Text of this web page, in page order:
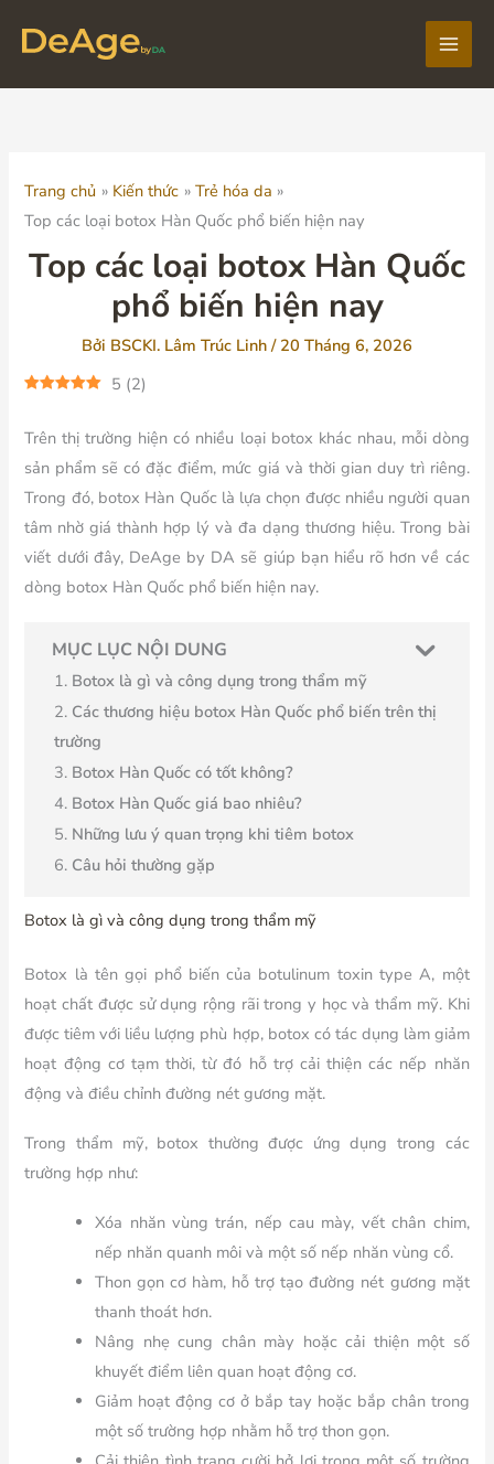
Main
Trang chủ Kiến thức
Trẻ hóa da
Top các loại botox Hàn Quốc phổ biến hiện nay
Top các loại botox Hàn Quốc
phổ biến hiện nay
Bởi BSCKI. Lâm Trúc Linh/ 20 Tháng 6, 2026
5 (2)
Trên thị trường hiện có nhiều loại botox khác nhau, mỗi dòng
sản phẩm sẽ có đặc điểm, mức giá và thời gian duy trì riêng.
Trong đó, botox Hàn Quốc là lựa chọn được nhiều người quan
tâm nhờ giá thành hợp lý và đa dạng thương hiệu. Trong bài
viết dưới đây, DeAge by DA sẽ giúp bạn hiểu rõ hơn về các
dòng botox Hàn Quốc phổ biến hiện nay.
MỤC LỤC NỘI DUNG
Botox là gì và công dụng trong thẩm mỹ
Các thương hiệu botox Hàn Quốc phổ biến trên thị
trường
Botox Hàn Quốc có tốt không?
Botox Hàn Quốc giá bao nhiêu?
Những lưu ý quan trọng khi tiêm botox
Câu hỏi thường gặp
Botox là gì và công dụng trong thẩm mỹ
Botox là tên gọi phổ biến của botulinum toxin type A, một
hoạt chất được sử dụng rộng rãi trong y học và thẩm mỹ. Khi
được tiêm với liều lượng phù hợp, botox có tác dụng làm giảm
hoạt động cơ tạm thời, từ đó hỗ trợ cải thiện các nếp nhăn
động và điều chỉnh đường nét gương mặt.
Trong thẩm mỹ, botox thường được ứng dụng trong các
trường hợp như:
Xóa nhăn vùng trán, nếp cau mày, vết chân chim,
nếp nhăn quanh môi và một số nếp nhăn vùng cổ.
Thon gọn cơ hàm, hỗ trợ tạo đường nét gương mặt
thanh thoát hơn.
Nâng nhẹ cung chân mày hoặc cải thiện một số
khuyết điểm liên quan hoạt động cơ.
Giảm hoạt động cơ ở bắp tay hoặc bắp chân trong
một số trường hợp nhằm hỗ trợ thon gọn.